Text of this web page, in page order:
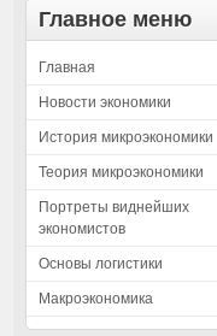
Главное меню
Главная
Новости экономики
История микроэкономики
Теория микроэкономики
Портреты виднейших
экономистов
Основы логистики
Макроэкономика